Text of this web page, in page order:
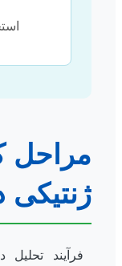
مراحل
ژنتیکی
فرآیند